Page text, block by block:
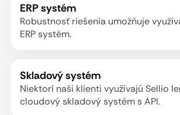
ERP systém
Robustnosť riešenia umožňuje
ERP systém.
Skladový systém
Niektorí naši klienti využívajú Sellio
cloudový skladový systém s API.